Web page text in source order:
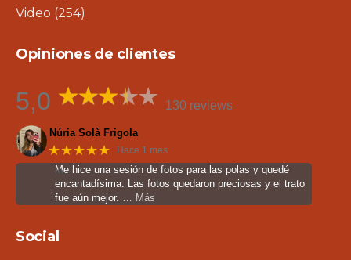
Video (254)
Opiniones de clientes
5,0 130 reviews
Núria Solà Frigola
★★★★★ Hace 1 mes
Me hice una sesión de fotos para las polas y quedé
encantadísima. Las fotos quedaron preciosas y el trato
fue aún mejor.
… Más
Social